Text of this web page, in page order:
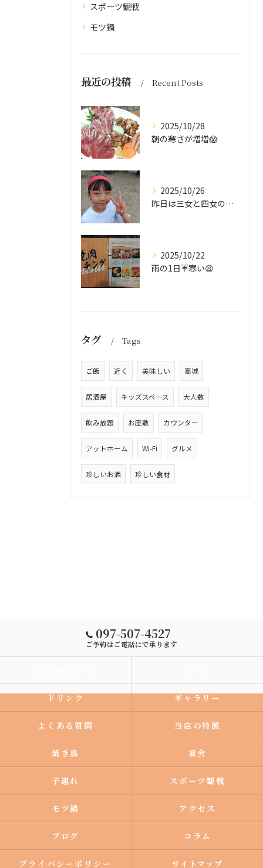
スポーツ観戦
モツ鍋
最近の投稿 Recent Posts
2025/10/28
朝の寒さが増増😱
2025/10/26
昨日は三女と四女の運動会🥰
2025/10/22
雨の1日☔寒い😫
タグ Tags
ご飯 近く 美味しい 高城
居酒屋 キッズスペース 大人数
飲み放題 お座敷 カウンター
アットホーム Wi-Fi グルメ
珍しいお酒 珍しい食材
097-507-4527
ご予約はご電話にで承ります
ドリンク ギャラリー
よくある質問 当店の特徴
焼き鳥 宴会
子連れ スポーツ観戦
モツ鍋 アクセス
ブログ コラム
プライバシーポリシー サイトマップ